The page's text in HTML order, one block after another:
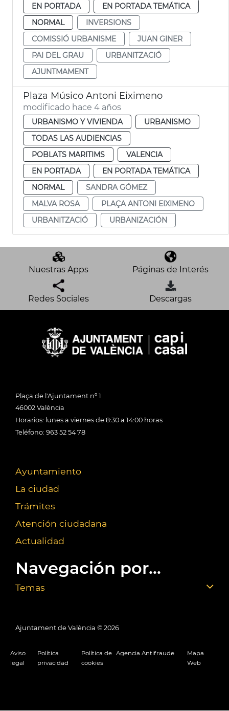
EN PORTADA
EN PORTADA TEMÁTICA
NORMAL
INVERSIONS
COMISSIÓ URBANISME
JUAN GINER
PAI DEL GRAU
URBANITZACIÓ
AJUNTMAMENT
Plaza Músico Antoni Eiximeno
modificado hace 4 años
URBANISMO Y VIVIENDA
URBANISMO
TODAS LAS AUDIENCIAS
POBLATS MARITIMS
VALENCIA
EN PORTADA
EN PORTADA TEMÁTICA
NORMAL
SANDRA GÓMEZ
MALVA ROSA
PLAÇA ANTONI EIXIMENO
URBANITZACIÓ
URBANIZACIÓN
Nuestras Apps Páginas de Interés
Redes Sociales Descargas
Plaça de l'Ajuntament nº 1
46002 València
Horarios: lunes a viernes de 8:30 a 14:00 horas
Teléfono: 963 52 54 78
Ayuntamiento
La ciudad
Trámites
Atención ciudadana
Actualidad
Navegación por...
Temas
Ajuntament de València © 2026
Aviso
legal
Política
privacidad
Política de
cookies
Agencia Antifraude
Mapa
Web